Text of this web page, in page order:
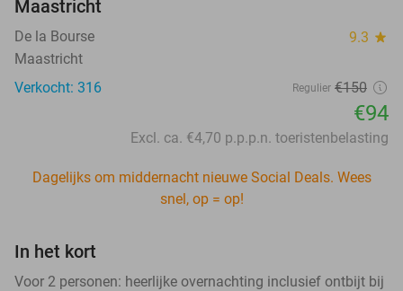
Maastricht
De la Bourse 9.3 star
Maastricht
Verkocht: 316
Regulier €150
€94
Excl. ca. €4,70 p.p.p.n. toeristenbelasting
Dagelijks om middernacht nieuwe Social Deals. Wees
snel, op = op!
In het kort
Voor 2 personen: heerlijke overnachting inclusief ontbijt bij